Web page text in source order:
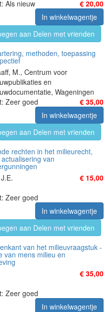
€ 20,00
Als nieuw
In winkelwagentje
aan Delen met vrienden
methoden, toepassing
M., Centrum voor
en
Wageningen
€ 35,00
Zeer goed
In winkelwagentje
aan Delen met vrienden
rechten in het milieurecht,
van
€ 15,00
Zeer goed
In winkelwagentje
aan Delen met vrienden
van het milieuvraagstuk -
van mens milieu en
€ 35,00
Zeer goed
In winkelwagentje